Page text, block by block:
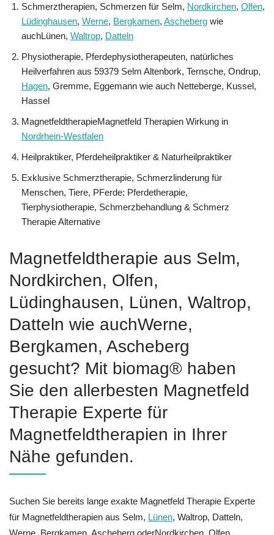
Schmerztherapien, Schmerzen für Selm, Nordkirchen, Olfen,
Lüdinghausen, Werne, Bergkamen, Ascheberg wie
auchLünen, Waltrop, Datteln
Physiotherapie, Pferdephysiotherapeuten, natürliches
Heilverfahren aus 59379 Selm Altenbork, Ternsche, Ondrup,
Hagen, Gremme, Eggemann wie auch Netteberge, Kussel,
Hassel
MagnetfeldtherapieMagnetfeld Therapien Wirkung in
Nordrhein-Westfalen
Heilpraktiker, Pferdeheilpraktiker & Naturheilpraktiker
Exklusive Schmerztherapie, Schmerzlinderung für
Menschen, Tiere, PFerde: Pferdetherapie,
Tierphysiotherapie, Schmerzbehandlung & Schmerz
Therapie Alternative
Magnetfeldtherapie aus Selm,
Nordkirchen, Olfen,
Lüdinghausen, Lünen, Waltrop,
Datteln wie auchWerne,
Bergkamen, Ascheberg
gesucht? Mit biomag® haben
Sie den allerbesten Magnetfeld
Therapie Experte für
Magnetfeldtherapien in Ihrer
Nähe gefunden.
Suchen Sie bereits lange exakte Magnetfeld Therapie Experte
für Magnetfeldtherapien aus Selm, Lünen, Waltrop, Datteln,
Werne, Bergkamen, Ascheberg oderNordkirchen, Olfen,